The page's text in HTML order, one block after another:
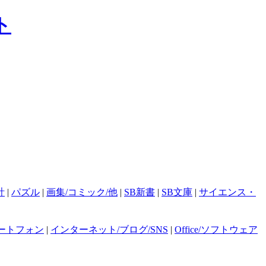
| パズル | 画集/コミック/他 | SB新書 | SB文庫 | サイエンス・
トフォン | インターネット/ブログ/SNS | Office/ソフトウェア